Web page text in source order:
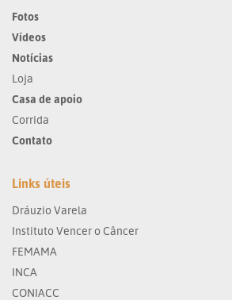
Fotos
Vídeos
Notícias
Loja
Casa de apoio
Corrida
Contato
Links úteis
Dráuzio Varela
Instituto Vencer o Câncer
FEMAMA
INCA
CONIACC